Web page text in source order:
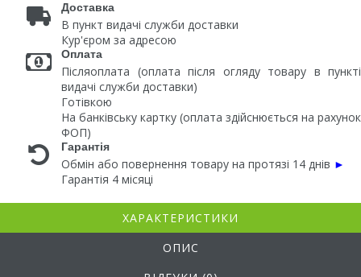
Доставка
В пункт видачі служби доставки
Кур'єром за адресою
Оплата
Післяоплата (оплата після огляду товару в пункті
видачі служби доставки)
Готівкою
На банківську картку (оплата здійснюється на рахунок
ФОП)
Гарантія
Обмін або повернення товару на протязі 14 днів ►
Гарантія 4 місяці
ХАРАКТЕРИСТИКИ
ОПИС